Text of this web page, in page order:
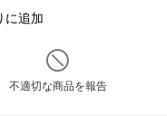
に追加
不適切な商品を報告